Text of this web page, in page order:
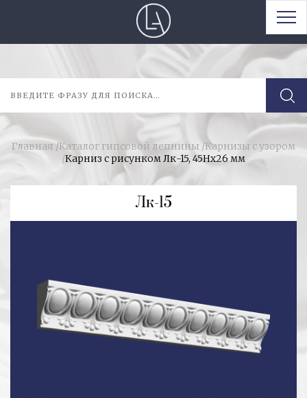
Главная/Каталог гипсовой лепнины /Карнизы с узором
/Карниз с рисунком Лк-15, 45Нx26 мм
Лк-15